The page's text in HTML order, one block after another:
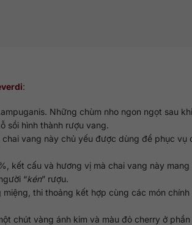
:
Những chùm nho ngon ngọt sau
sồi hình thành rượu vang.
vang này chủ yếu được dùng để phục vụ
kết cấu và hương vị mà chai vang này mang
“kén” rượu.
thi thoảng kết hợp cùng các món chính
chút vàng ánh kim và màu đỏ cherry ở phần